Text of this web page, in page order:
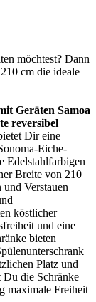
möchtest? Dann
cm die ideale
Geräten Samoa
reversibel
Dir eine
Eiche-
Edelstahlfarbigen
Breite von 210
Verstauen
köstlicher
und eine
bieten
Platz und
die Schränke
maximale Freiheit